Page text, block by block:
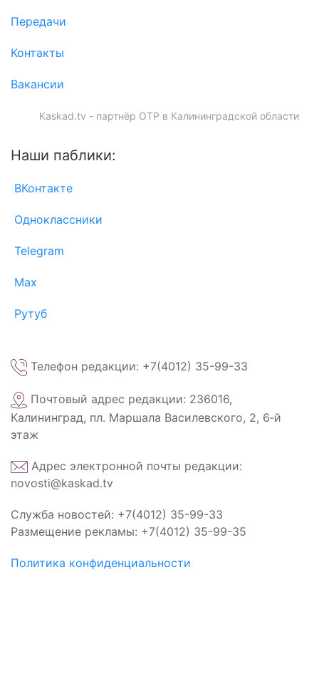
Передачи
Контакты
Вакансии
Kaskad.tv - партнёр ОТР в Калининградской области
Наши паблики:
ВКонтакте
Одноклассники
Telegram
Max
Рутуб
Телефон редакции: +7(4012) 35-99-33
Почтовый адрес редакции: 236016,
Калининград, пл. Маршала Василевского, 2, 6‑й
этаж
Адрес электронной почты редакции:
novosti@kaskad.tv
Служба новостей: +7(4012) 35-99-33
Размещение рекламы: +7(4012) 35-99-35
Политика конфиденциальности